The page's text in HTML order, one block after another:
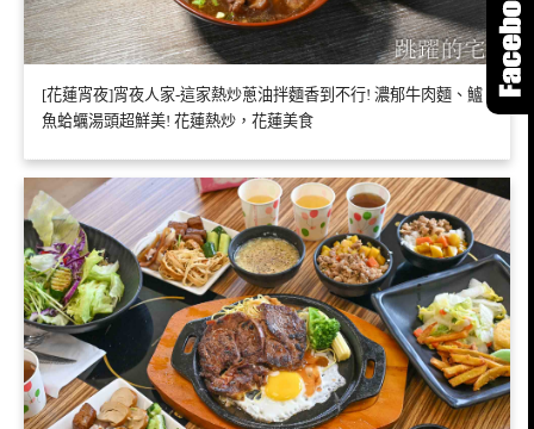
[花蓮宵夜]宵夜人家-這家熱炒蔥油拌麵香到不行! 濃郁牛肉麵、鱸
魚蛤蠣湯頭超鮮美! 花蓮熱炒，花蓮美食